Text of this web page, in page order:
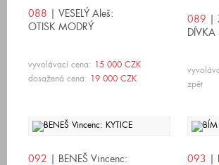
088 | VESELÝ Aleš:
OTISK MODRÝ
vyvolávací cena: 15 000 CZK
dosažená cena: 19 000 CZK
089 |
DÍVKA
zpět
092 | BENEŠ Vincenc:
093 |